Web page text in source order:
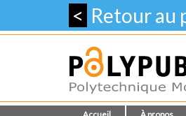
< Retour